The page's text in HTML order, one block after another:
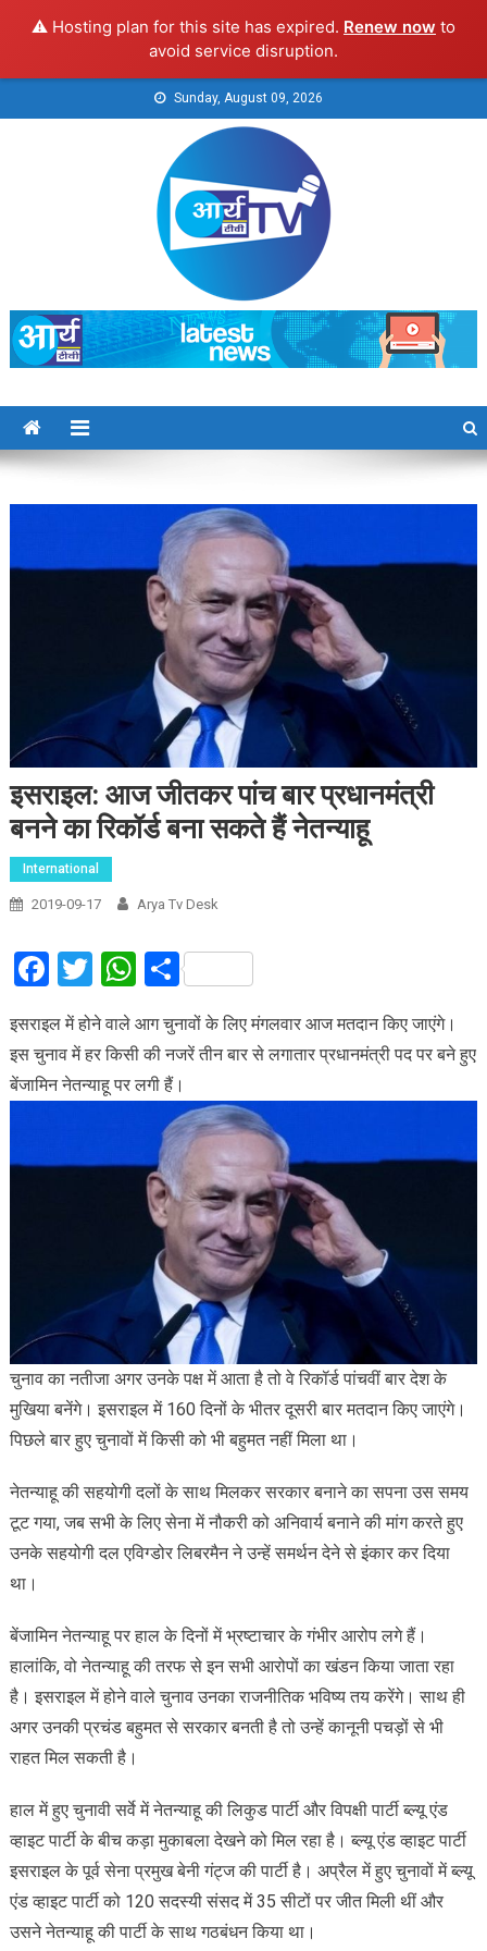
⚠️ Hosting plan for this site has expired. Renew now to
avoid service disruption.
to
Sunday, August 09, 2026
Arya TV
इसराइल: आज जीतकर पांच बार प्रधानमंत्री
बनने का रिकॉर्ड बना सकते हैं नेतन्याहू
International
2019-09-17 Arya Tv Desk
Facebook
Twitter
WhatsApp
Share
इसराइल में होने वाले आग चुनावों के लिए मंगलवार आज मतदान किए जाएंगे।
इस चुनाव में हर किसी की नजरें तीन बार से लगातार प्रधानमंत्री पद पर बने हुए
बेंजामिन नेतन्याहू पर लगी हैं।
चुनाव का नतीजा अगर उनके पक्ष में आता है तो वे रिकॉर्ड पांचवीं बार देश के
मुखिया बनेंगे। इसराइल में 160 दिनों के भीतर दूसरी बार मतदान किए जाएंगे।
पिछले बार हुए चुनावों में किसी को भी बहुमत नहीं मिला था।
नेतन्याहू की सहयोगी दलों के साथ मिलकर सरकार बनाने का सपना उस समय
टूट गया, जब सभी के लिए सेना में नौकरी को अनिवार्य बनाने की मांग करते हुए
उनके सहयोगी दल एविग्डोर लिबरमैन ने उन्हें समर्थन देने से इंकार कर दिया
था।
बेंजामिन नेतन्याहू पर हाल के दिनों में भ्रष्टाचार के गंभीर आरोप लगे हैं।
हालांकि, वो नेतन्याहू की तरफ से इन सभी आरोपों का खंडन किया जाता रहा
है। इसराइल में होने वाले चुनाव उनका राजनीतिक भविष्य तय करेंगे। साथ ही
अगर उनकी प्रचंड बहुमत से सरकार बनती है तो उन्हें कानूनी पचड़ों से भी
राहत मिल सकती है।
हाल में हुए चुनावी सर्वे में नेतन्याहू की लिकुड पार्टी और विपक्षी पार्टी ब्ल्यू एंड
व्हाइट पार्टी के बीच कड़ा मुकाबला देखने को मिल रहा है। ब्ल्यू एंड व्हाइट पार्टी
इसराइल के पूर्व सेना प्रमुख बेनी गंट्ज की पार्टी है। अप्रैल में हुए चुनावों में ब्ल्यू
एंड व्हाइट पार्टी को 120 सदस्यी संसद में 35 सीटों पर जीत मिली थीं और
उसने नेतन्याहू की पार्टी के साथ गठबंधन किया था।